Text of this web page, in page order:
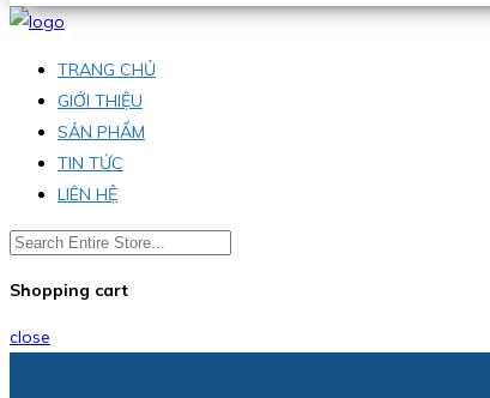
TRANG CHỦ
GIỚI THIỆU
SẢN PHẨM
TIN TỨC
LIÊN HỆ
Shopping cart
close